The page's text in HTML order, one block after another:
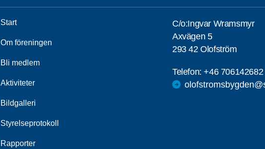
Start
Om föreningen
Bli medlem
Aktiviteter
Bildgalleri
Styrelseprotokoll
Rapporter
C/o:Ingvar Wramsmyr
Axvägen 5
293 42 Olofström
Telefon:+46 706142682